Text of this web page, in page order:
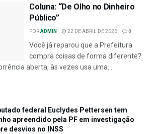
Coluna: “De Olho no Dinheiro
Público”
PORADMIN 22 DE ABRIL DE 2026 0
Você já reparou que a Prefeitura
compra coisas de forma diferente?
aberta, às vezes usa uma...
federal Euclydes Pettersen tem
apreendido pela PF em investigação
desvios no INSS